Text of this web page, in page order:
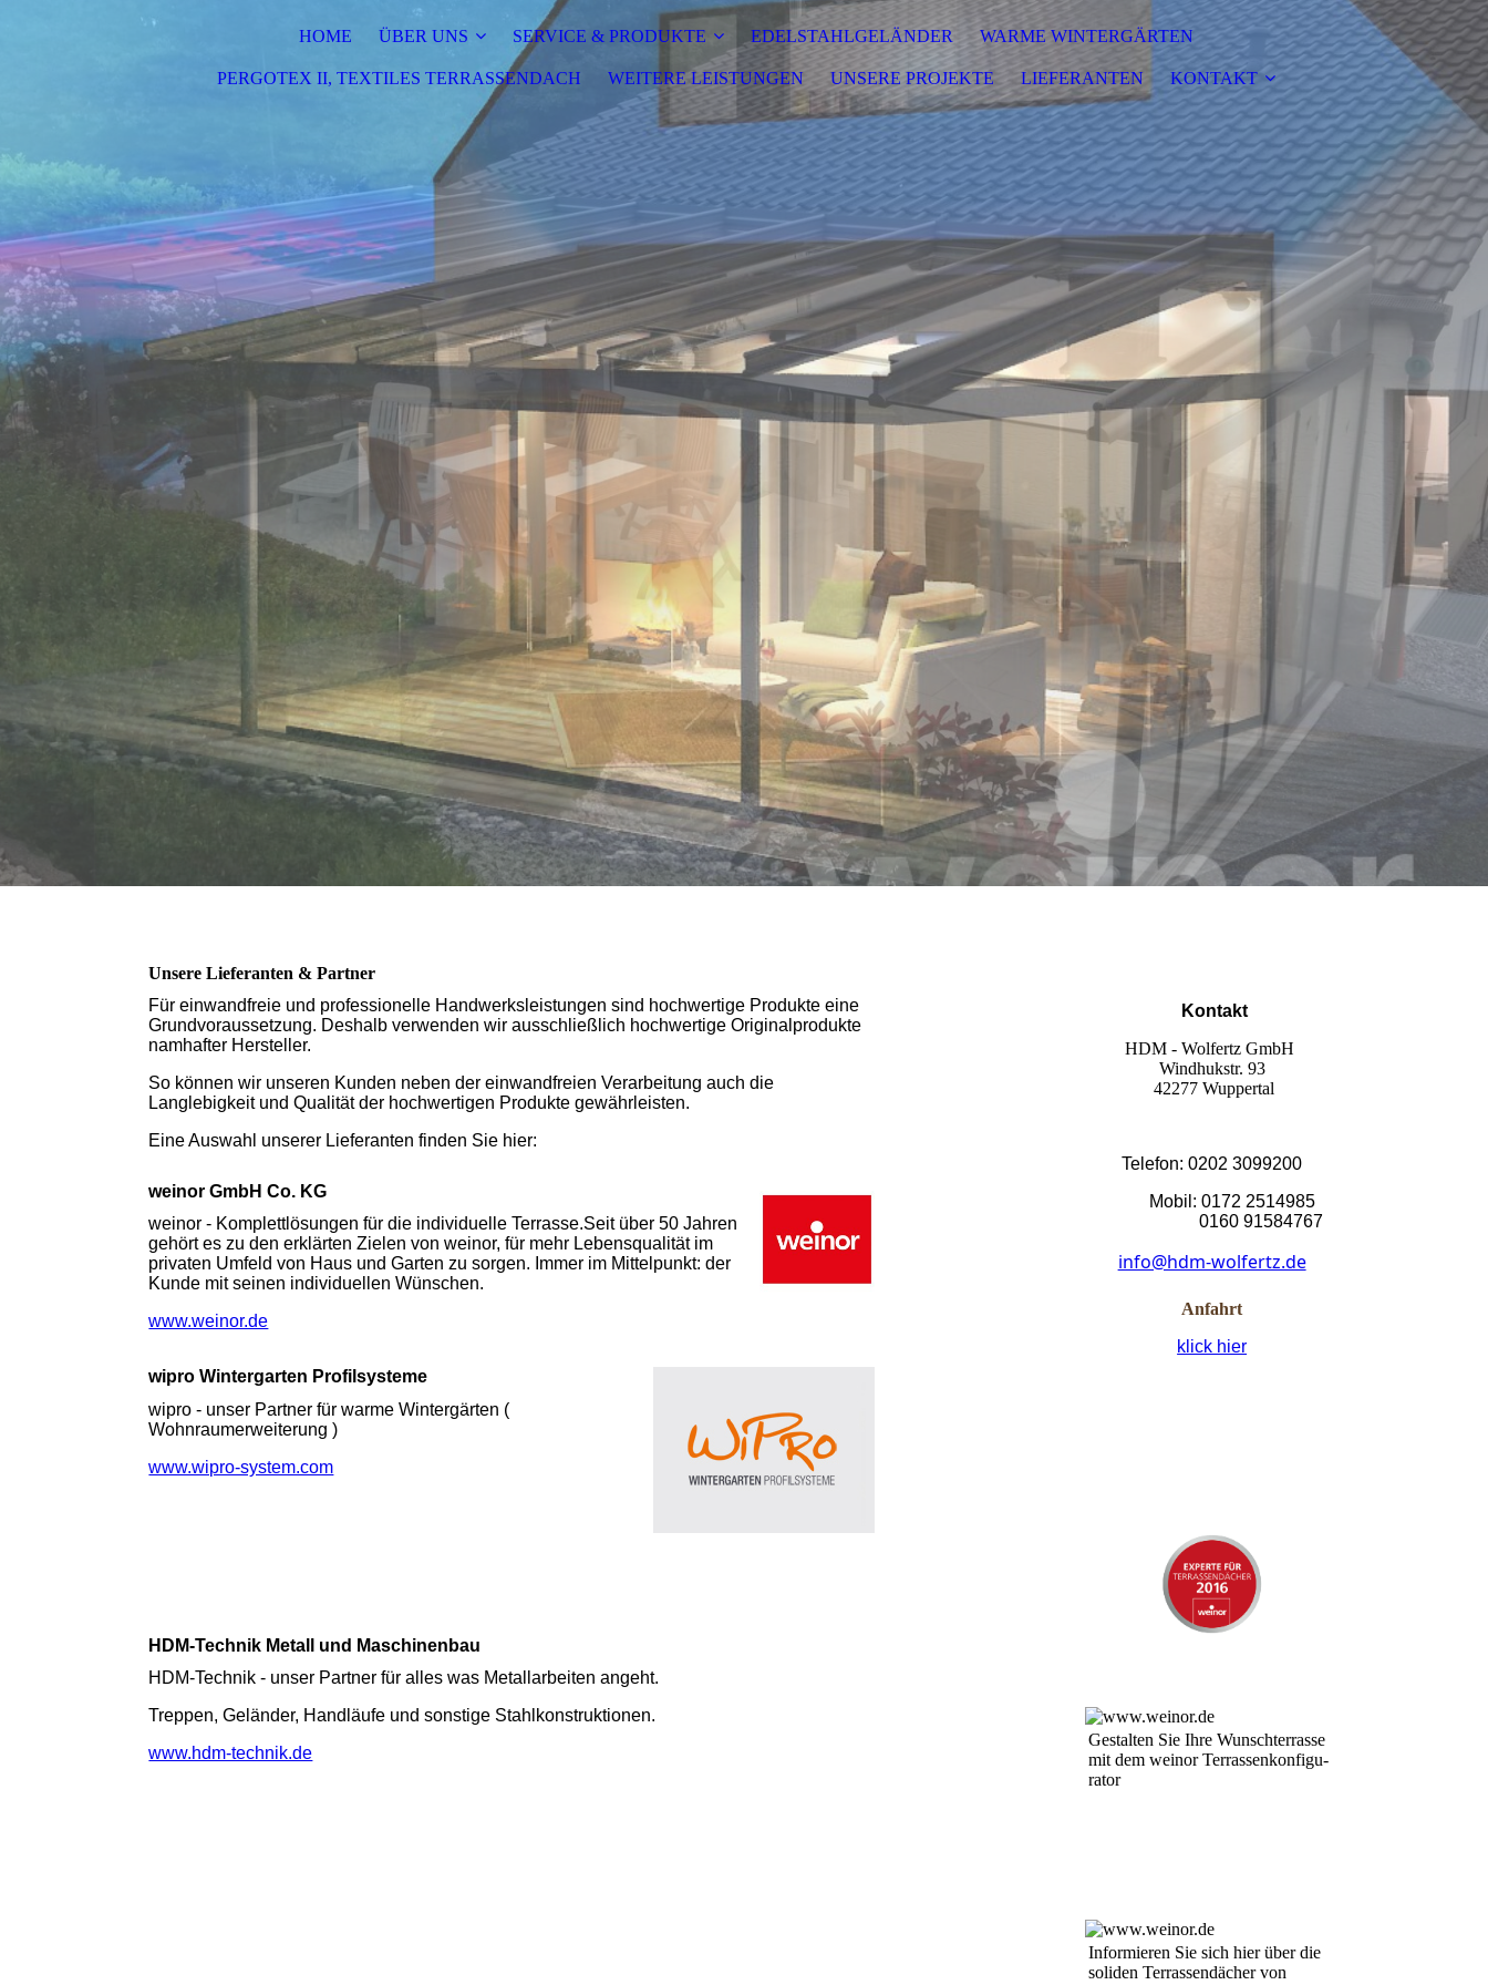
HOME ÜBER UNS SERVICE & PRODUKTE EDELSTAHLGELÄNDER WARME WINTERGÄRTEN
PERGOTEX II, TEXTILES TERRASSENDACH WEITERE LEISTUNGEN UNSERE PROJEKTE LIEFERANTEN KONTAKT
Unsere Lieferanten & Partner
Für einwandfreie und professionelle Handwerksleistungen sind hochwertige Produkte eine
Grundvoraussetzung. Deshalb verwenden wir ausschließlich hochwertige Originalprodukte
namhafter Hersteller.
So können wir unseren Kunden neben der einwandfreien Verarbeitung auch die
Langlebigkeit und Qualität der hochwertigen Produkte gewährleisten.
Eine Auswahl unserer Lieferanten finden Sie hier:
weinor GmbH Co. KG
weinor - Komplettlösungen für die individuelle Terrasse.Seit über 50 Jahren
gehört es zu den erklärten Zielen von weinor, für mehr Lebensqualität im
privaten Umfeld von Haus und Garten zu sorgen. Immer im Mittelpunkt: der
Kunde mit seinen individuellen Wünschen.
www.weinor.de
wipro Wintergarten Profilsysteme
wipro - unser Partner für warme Wintergärten (
Wohnraumerweiterung )
www.wipro-system.com
HDM-Technik Metall und Maschinenbau
HDM-Technik - unser Partner für alles was Metallarbeiten angeht.
Treppen, Geländer, Handläufe und sonstige Stahlkonstruktionen.
www.hdm-technik.de
Kontakt
HDM - Wolfertz GmbH
Windhukstr. 93
42277 Wuppertal
Telefon: 0202 3099200
Mobil: 0172 2514985
0160 91584767
info@hdm-wolfertz.de
Anfahrt
klick hier
Ge­stal­ten Sie Ih­re Wunsch­ter­ras­se
mit dem weinor Ter­ras­sen­kon­fi­gu­
ra­tor
In­for­mie­ren Sie sich hier über die
so­li­den Te­rras­sen­däch­er von